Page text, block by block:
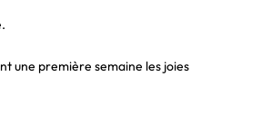
:
une première semaine les joies